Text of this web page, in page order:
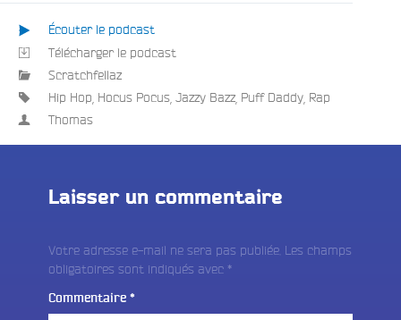
Écouter le podcast
Télécharger le podcast
Scratchfellaz
Hip Hop Hocus Pocus Jazzy Bazz Puff Daddy Rap
Thomas
Laisser un commentaire
Votre adresse e-mail ne sera pas publiée. Les champs
obligatoires sont indiqués avec *
Commentaire *